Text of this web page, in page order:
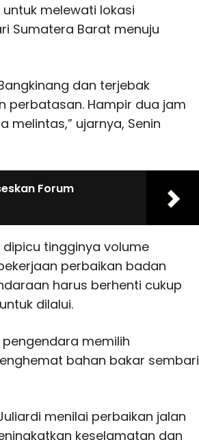
melewati lokasi
Sumatera Barat menuju
dan terjebak
perbatasan. Hampir dua jam
melintas,” ujarnya, Senin
Forum
tingginya volume
perbaikan badan
harus berhenti cukup
dilalui.
memilih
bahan bakar sembari
menilai perbaikan jalan
keselamatan dan